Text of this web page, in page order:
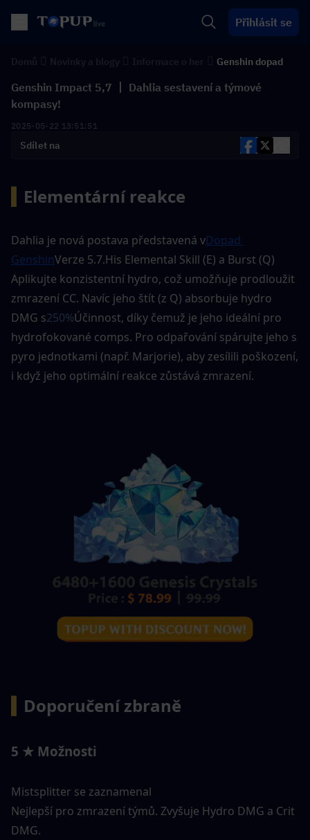
Přihlásit se
Genshin dopad
Genshin Impact 5,7 丨 Dahlia sestavení a týmové
kompasy!
2025-05-22 13:51:51
Sdílet na
Elementární reakce
Dahlia je nová postava představená vDopad
GenshinVerze 5.7.His Elemental Skill (E) a Burst (Q)
Aplikujte konzistentní hydro, což umožňuje prodloužit
zmrazení CC. Navíc jeho štít (z Q) absorbuje hydro
DMG s250%Účinnost, díky čemuž je jeho ideální pro
hydrofokované comps. Pro odpařování spárujte jeho s
pyro jednotkami (např. Marjorie), aby zesílili poškození,
i když jeho optimální reakce zůstává zmrazení.
Doporučení zbraně
5 ★ Možnosti
Mistsplitter se zaznamenal
Nejlepší pro zmrazení týmů. Zvyšuje Hydro DMG a Crit
DMG.